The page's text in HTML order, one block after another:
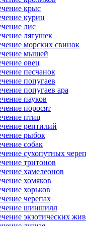
крыс
куриц
лис
лягушек
морских свинок
мышей
овец
песчанок
попугаев
попугаев ара
пауков
поросят
птиц
рептилий
рыбок
собак
сухопутных
тритонов
хамелеонов
хомяков
хорьков
черепах
шиншилл
экзотических